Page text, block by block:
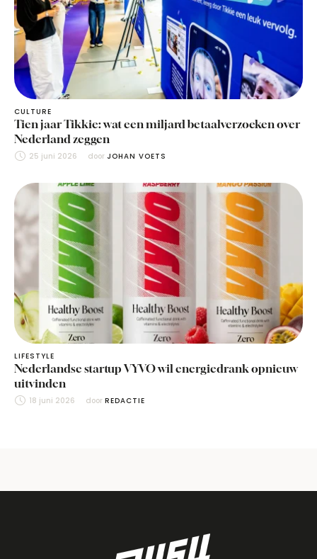
CULTURE
Tien jaar Tikkie: wat een miljard betaalverzoeken over
Nederland zeggen
25 juni 2026 door JOHAN VOETS
LIFESTYLE
Nederlandse startup VYVO wil energiedrank opnieuw
uitvinden
18 juni 2026 door REDACTIE